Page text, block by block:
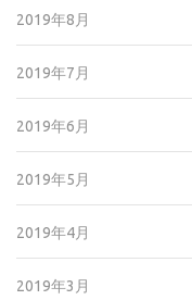
2019年8月
2019年7月
2019年6月
2019年5月
2019年4月
2019年3月